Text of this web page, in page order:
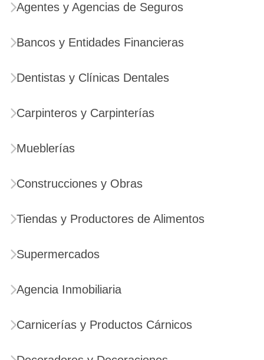
Agentes y Agencias de Seguros
Bancos y Entidades Financieras
Dentistas y Clínicas Dentales
Carpinteros y Carpinterías
Mueblerías
Construcciones y Obras
Tiendas y Productores de Alimentos
Supermercados
Agencia Inmobiliaria
Carnicerías y Productos Cárnicos